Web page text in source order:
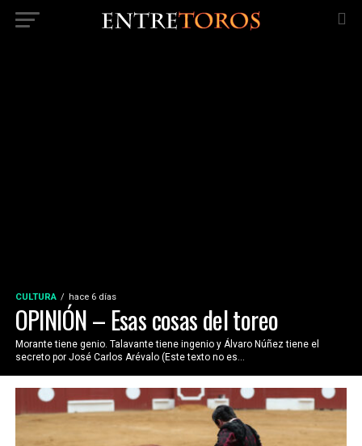
CULTURA hace 6 días
OPINIÓN – Esas cosas del toreo
Morante tiene genio. Talavante tiene ingenio y Álvaro Núñez tiene el
secreto por José Carlos Arévalo (Este texto no es...